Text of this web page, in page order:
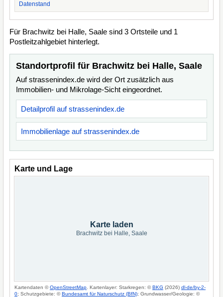
Datenstand
Für Brachwitz bei Halle, Saale sind 3 Ortsteile und 1
Postleitzahlgebiet hinterlegt.
Standortprofil für Brachwitz bei Halle, Saale
Auf strassenindex.de wird der Ort zusätzlich aus
Immobilien- und Mikrolage-Sicht eingeordnet.
Detailprofil auf strassenindex.de
Immobilienlage auf strassenindex.de
Karte und Lage
Karte laden
Brachwitz bei Halle, Saale
Kartendaten ©OpenStreetMap . Kartenlayer: Starkregen: ©BKG (2026) dl-de/by-2-
0; Schutzgebiete: ©Bundesamt für Naturschutz (BfN); Grundwasser/Geologie: ©